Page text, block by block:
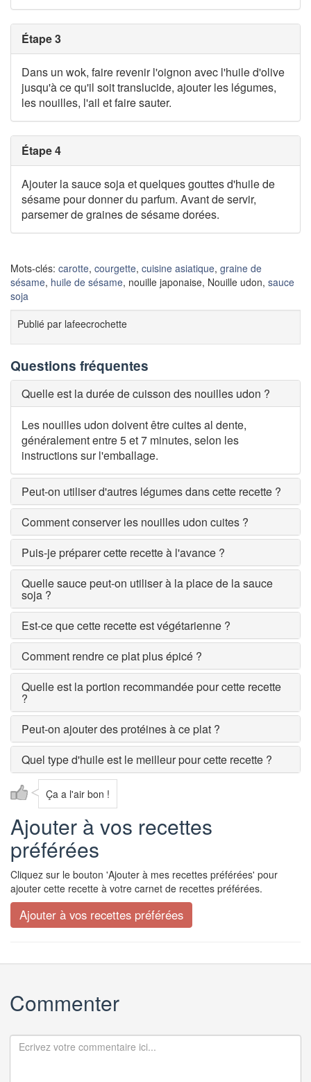
Étape 3
Dans un wok, faire revenir l'oignon avec l'huile d'olive
jusqu'à ce qu'il soit translucide, ajouter les légumes,
les nouilles, l'ail et faire sauter.
Étape 4
Ajouter la sauce soja et quelques gouttes d'huile de
sésame pour donner du parfum. Avant de servir,
parsemer de graines de sésame dorées.
Mots-clés: carotte, courgette, cuisine asiatique, graine de
sésame, huile de sésame, nouille japonaise, Nouille udon, sauce
soja
Publié par lafeecrochette
Questions fréquentes
Quelle est la durée de cuisson des nouilles udon ?
Les nouilles udon doivent être cuites al dente,
généralement entre 5 et 7 minutes, selon les
instructions sur l'emballage.
Peut-on utiliser d'autres légumes dans cette recette ?
Comment conserver les nouilles udon cuites ?
Puis-je préparer cette recette à l'avance ?
Quelle sauce peut-on utiliser à la place de la sauce
soja ?
Est-ce que cette recette est végétarienne ?
Comment rendre ce plat plus épicé ?
Quelle est la portion recommandée pour cette recette
?
Peut-on ajouter des protéines à ce plat ?
Quel type d'huile est le meilleur pour cette recette ?
Ça a l'air bon !
Ajouter à vos recettes
préférées
Cliquez sur le bouton 'Ajouter à mes recettes préférées' pour
ajouter cette recette à votre carnet de recettes préférées.
Commenter